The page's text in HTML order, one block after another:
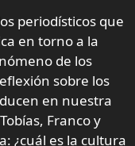
periodísticos que
en torno a la
de los
sobre los
en nuestra
Franco y
¿cuál es la cultura